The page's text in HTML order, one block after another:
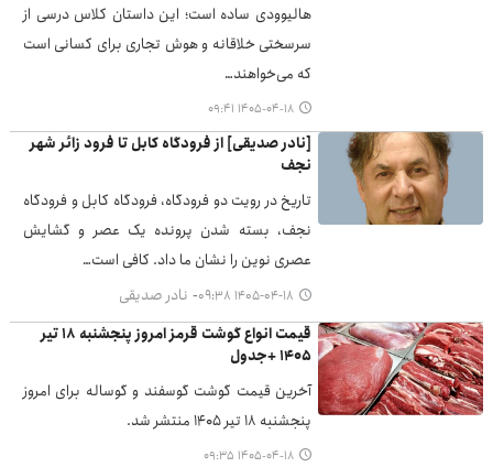
هالیوودی ساده است؛ این داستان کلاس درسی از
سرسختی خلاقانه و هوش تجاری برای کسانی است
که می‌خواهند…
۱۴۰۵-۰۴-۱۸ ۰۹:۴۱
[نادر صدیقی] از فرودگاه کابل تا فرود زائر شهر
نجف
تاریخ در رویت دو فرودگاه، فرودگاه کابل و فرودگاه
نجف، بسته شدن پرونده یک عصر و گشایش
عصری نوین را نشان ما داد. کافی است…
۱۴۰۵-۰۴-۱۸ ۰۹:۳۸
نادر صدیقی
قیمت انواع گوشت قرمز امروز پنجشنبه ۱۸ تیر
۱۴۰۵ +جدول
آخرین قیمت گوشت گوسفند و گوساله برای امروز
پنجشنبه ۱۸ تیر ۱۴۰۵ منتشر شد.
۱۴۰۵-۰۴-۱۸ ۰۹:۳۵